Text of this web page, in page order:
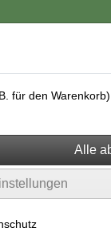
Lizenz "Ich bin bei
für den